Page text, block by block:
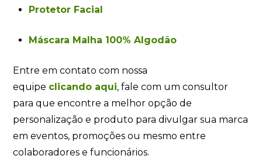
Protetor Facial
Máscara Malha 100% Algodão
Entre em contato com nossa
equipe clicando aqui, fale com um consultor
para que encontre a melhor opção de
personalização e produto para divulgar sua marca
em eventos, promoções ou mesmo entre
colaboradores e funcionários.